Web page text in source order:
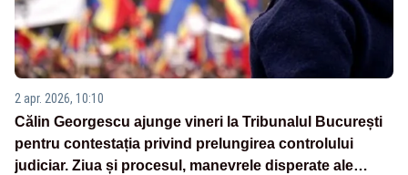
2 apr. 2026, 10:10
Călin Georgescu ajunge vineri la Tribunalul București
pentru contestația privind prelungirea controlului
judiciar. Ziua și procesul, manevrele disperate ale